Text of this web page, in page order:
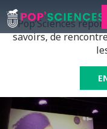
Pop’Sciences
savoirs, de